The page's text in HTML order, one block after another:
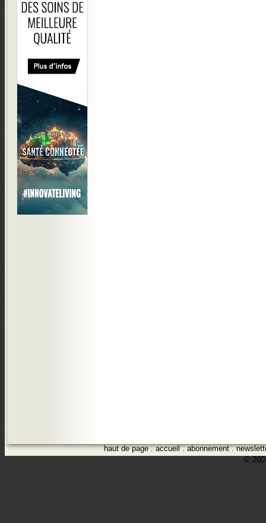
haut de page.accueil.abonnement.
©